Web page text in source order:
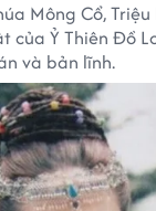
Mông Cổ,
của Ỷ Thiên Đồ
và bản lĩnh.